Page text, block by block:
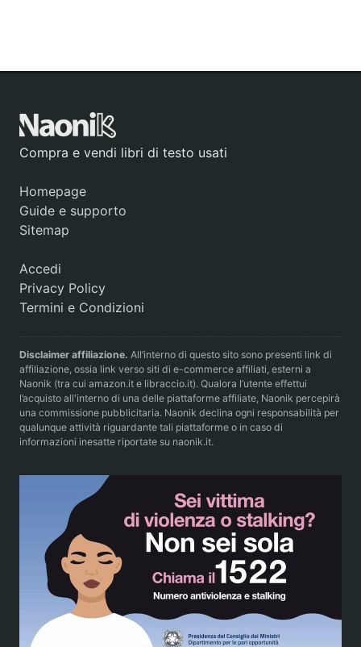
Compra e vendi libri di testo usati
Homepage
Guide e supporto
Sitemap
Accedi
Privacy Policy
Termini e Condizioni